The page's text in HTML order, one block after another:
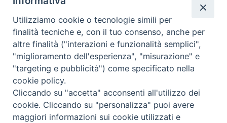
Chi siamo
Come abbonarsi
Contatti
Utilizziamo cookie o tecnologie simili per
finalità tecniche e, con il tuo consenso, anche per
altre finalità ("interazioni e funzionalità semplici",
"miglioramento dell'esperienza", "misurazione" e
"targeting e pubblicità") come specificato nella
cookie policy.
Cliccando su "accetta" acconsenti all'utilizzo dei
cookie. Cliccando su "personalizza" puoi avere
maggiori informazioni sui cookie utilizzati e